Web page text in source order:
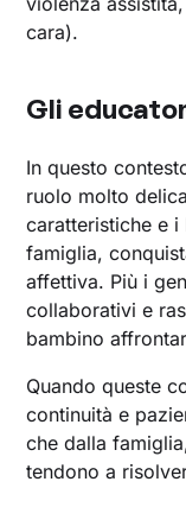
cara).
Gli
In questo
ruolo molto
caratteristiche e
famiglia,
affettiva. Più i
collaborativi e
bambino
Quando queste
continuità e
che dalla
tendono a